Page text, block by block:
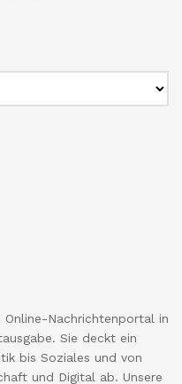
Online-Nachrichtenportal in
Sie deckt ein
bis Soziales und von
und Digital ab. Unsere